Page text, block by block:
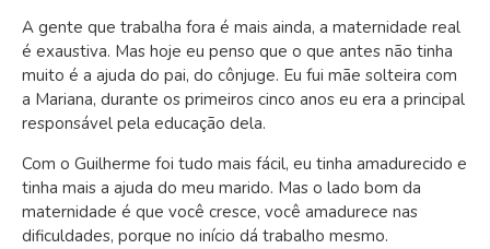
A gente que trabalha fora é mais ainda, a maternidade real
é exaustiva. Mas hoje eu penso que o que antes não tinha
muito é a ajuda do pai, do cônjuge. Eu fui mãe solteira com
a Mariana, durante os primeiros cinco anos eu era a principal
responsável pela educação dela.
Com o Guilherme foi tudo mais fácil, eu tinha amadurecido e
tinha mais a ajuda do meu marido. Mas o lado bom da
maternidade é que você cresce, você amadurece nas
dificuldades, porque no início dá trabalho mesmo.